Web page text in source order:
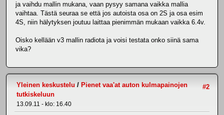
ja vaihdu mallin mukana, vaan pysyy samana vaikka mallia
vaihtaa. Tästä seuraa se että jos autoista osa on 2S ja osa esim
4S, niin hälytyksen joutuu laittaa pienimmän mukaan vaikka 6.4v.
Oisko kellään v3 mallin radiota ja voisi testata onko siinä sama
vika?
#2
Yleinen keskustelu / Pienet vaa'at auton kulmapainojen
tutkiskeluun
13.09.11 - klo: 16.40